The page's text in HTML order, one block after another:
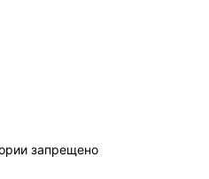
запрещено